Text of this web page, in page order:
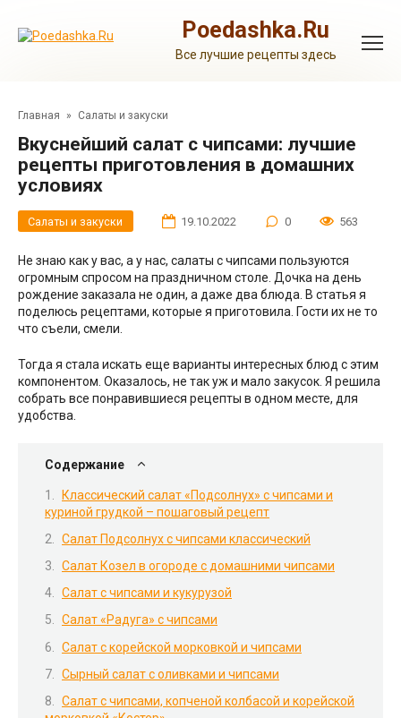
контенту
Poedashka.Ru
Все лучшие рецепты здесь
Главная » Салаты и закуски
Вкуснейший салат с чипсами: лучшие
рецепты приготовления в домашних
условиях
Салаты и закуски 19.10.2022 0 563
Не знаю как у вас, а у нас, салаты с чипсами пользуются
огромным спросом на праздничном столе. Дочка на день
рождение заказала не один, а даже два блюда. В статья я
поделюсь рецептами, которые я приготовила. Гости их не то
что съели, смели.
Тогда я стала искать еще варианты интересных блюд с этим
компонентом. Оказалось, не так уж и мало закусок. Я решила
собрать все понравившиеся рецепты в одном месте, для
удобства.
Содержание
Классический салат «Подсолнух» с чипсами и
куриной грудкой – пошаговый рецепт
Салат Подсолнух с чипсами классический
Салат Козел в огороде с домашними чипсами
Салат с чипсами и кукурузой
Салат «Радуга» с чипсами
Салат с корейской морковкой и чипсами
Сырный салат с оливками и чипсами
Салат с чипсами, копченой колбасой и корейской